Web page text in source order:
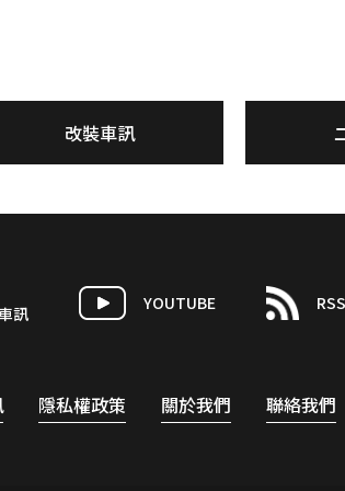
改裝車訊
訊
YOUTUBE RSS
隱私權政策 關於我們 聯絡我們